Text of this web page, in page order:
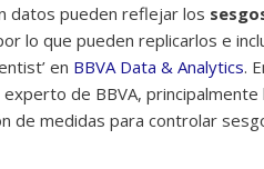
datos pueden reflejar los
lo que pueden replicarlos e
en BBVA Data & Analytics.
experto de BBVA,
de medidas para controlar